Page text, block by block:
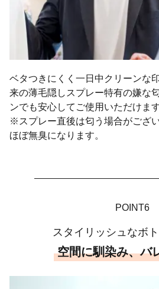
ベタつきにくく一日中クリーンな
来の薄毛隠しスプレー特有の嫌な
ンでも安心してご使用いただけます
※スプレー直後は匂う場合がござ
ほぼ無臭になります。
POINT6
スタイリッシュなボ
空間に馴染み、バ